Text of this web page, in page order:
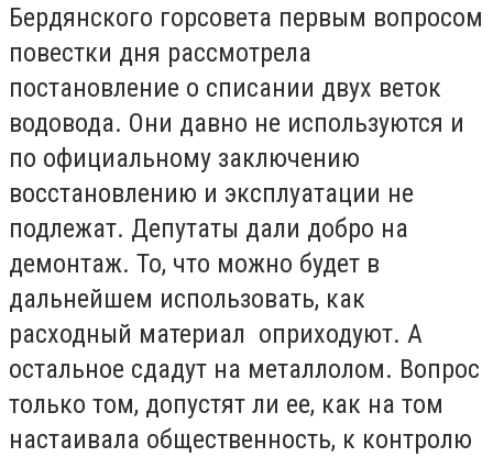
Бердянского горсовета первым вопросом
повестки дня рассмотрела
постановление о списании двух веток
водовода. Они давно не используются и
по официальному заключению
восстановлению и эксплуатации не
подлежат. Депутаты дали добро на
демонтаж. То, что можно будет в
дальнейшем использовать, как
расходный материал оприходуют. А
остальное сдадут на металлолом. Вопрос
только том, допустят ли ее, как на том
настаивала общественность, к контролю